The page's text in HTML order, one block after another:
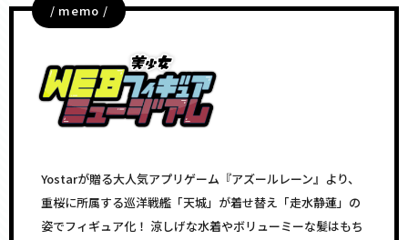
/ memo /
Yostarが贈る大人気アプリゲーム『アズールレーン』より、
重桜に所属する巡洋戦艦「天城」が着せ替え「走水静蓮」の
姿でフィギュア化！ 涼しげな水着やボリューミーな髪はもち